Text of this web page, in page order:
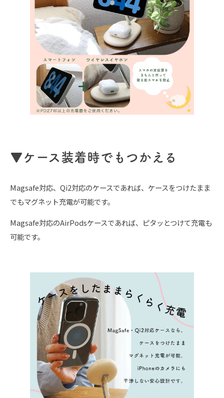
▼ケース装着時でもつかえる
Magsafe対応、Qi2対応のケースであれば、ケースをつけたまま
でもマグネット充電が可能です。
Magsafe対応のAirPodsケースであれば、ピタッとつけて充電も
可能です。